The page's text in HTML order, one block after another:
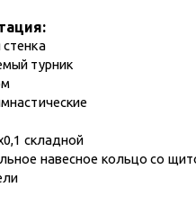
турник
складной
навесное кольцо со